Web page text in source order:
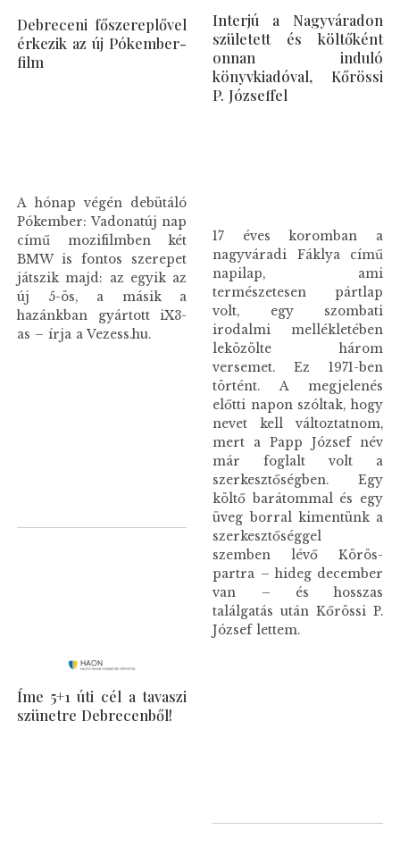
Debreceni főszereplővel
érkezik az új Pókember-
film
A hónap végén debütáló
Pókember: Vadonatúj nap
című mozifilmben két
BMW is fontos szerepet
játszik majd: az egyik az
új 5-ös, a másik a
hazánkban gyártott iX3-
as – írja a Vezess.hu.
Íme 5+1 úti cél a tavaszi
szünetre Debrecenből!
Interjú a Nagyváradon
született és költőként
onnan induló
könyvkiadóval, Kőrössi
P. Józseffel
17 éves koromban a
nagyváradi Fáklya című
napilap, ami
természetesen pártlap
volt, egy szombati
irodalmi mellékletében
leközölte három
versemet. Ez 1971-ben
történt. A megjelenés
előtti napon szóltak, hogy
nevet kell változtatnom,
mert a Papp József név
már foglalt volt a
szerkesztőségben. Egy
költő barátommal és egy
üveg borral kimentünk a
szerkesztőséggel
szemben lévő Körös-
partra – hideg december
van – és hosszas
találgatás után Kőrössi P.
József lettem.